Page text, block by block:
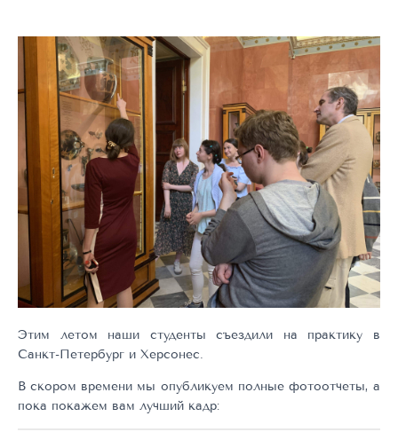
Этим летом наши студенты съездили на практику в
Санкт-Петербург и Херсонес.
В скором времени мы опубликуем полные фотоотчеты, а
пока покажем вам лучший кадр: